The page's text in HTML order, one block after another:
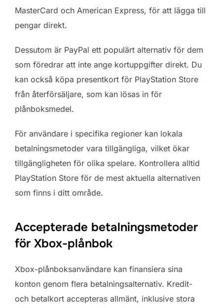
MasterCard och American Express, för att lägga till
pengar direkt.
Dessutom är PayPal ett populärt alternativ för dem
som föredrar att inte ange kortuppgifter direkt. Du
kan också köpa presentkort för PlayStation Store
från återförsäljare, som kan lösas in för
plånboksmedel.
För användare i specifika regioner kan lokala
betalningsmetoder vara tillgängliga, vilket ökar
tillgängligheten för olika spelare. Kontrollera alltid
PlayStation Store för de mest aktuella alternativen
som finns i ditt område.
Accepterade betalningsmetoder
för Xbox-plånbok
Xbox-plånboksanvändare kan finansiera sina
konton genom flera betalningsalternativ. Kredit-
och betalkort accepteras allmänt, inklusive stora